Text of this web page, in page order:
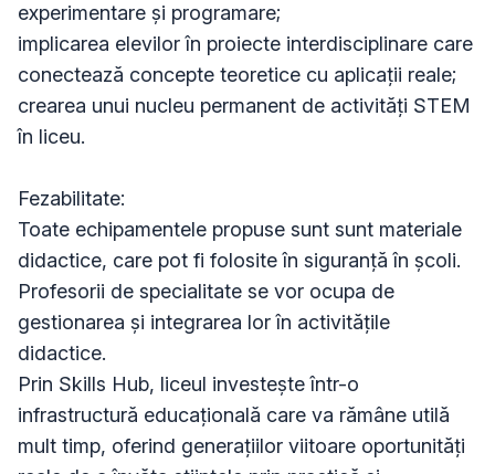
experimentare și programare;
implicarea elevilor în proiecte interdisciplinare care
conectează concepte teoretice cu aplicații reale;
crearea unui nucleu permanent de activități STEM
în liceu.
Fezabilitate:
Toate echipamentele propuse sunt sunt materiale
didactice, care pot fi folosite în siguranță în școli.
Profesorii de specialitate se vor ocupa de
gestionarea și integrarea lor în activitățile
didactice.
Prin Skills Hub, liceul investește într-o
infrastructură educațională care va rămâne utilă
mult timp, oferind generațiilor viitoare oportunități